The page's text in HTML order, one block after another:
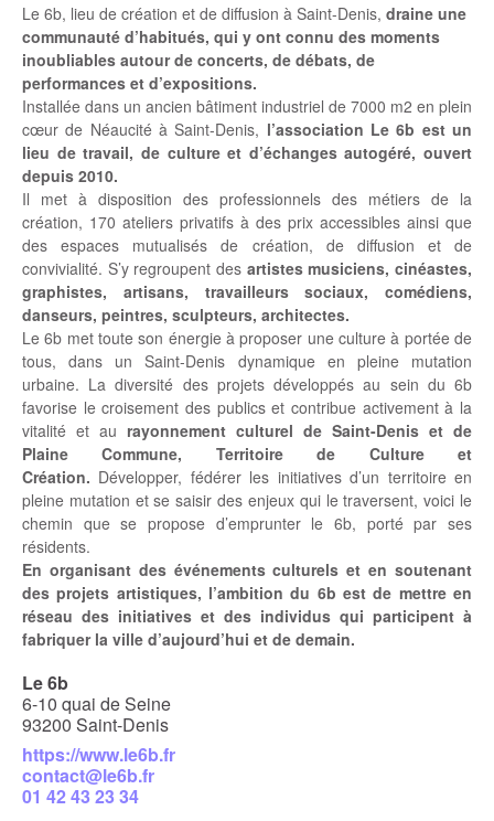
Le 6b, lieu de création et de diffusion à Saint-Denis, draine une
communauté d’habitués, qui y ont connu des moments
inoubliables autour de concerts, de débats, de
performances et d’expositions.
Installée dans un ancien bâtiment industriel de 7000 m2 en plein
cœur de Néaucité à Saint-Denis, l’association Le 6b est un
lieu de travail, de culture et d’échanges autogéré, ouvert
depuis 2010.
Il met à disposition des professionnels des métiers de la
création, 170 ateliers privatifs à des prix accessibles ainsi que
des espaces mutualisés de création, de diffusion et de
convivialité. S’y regroupent des artistes musiciens, cinéastes,
graphistes, artisans, travailleurs sociaux, comédiens,
danseurs, peintres, sculpteurs, architectes.
Le 6b met toute son énergie à proposer une culture à portée de
tous, dans un Saint-Denis dynamique en pleine mutation
urbaine. La diversité des projets développés au sein du 6b
favorise le croisement des publics et contribue activement à la
vitalité et au rayonnement culturel de Saint-Denis et de
Plaine Commune, Territoire de Culture et
Création. Développer, fédérer les initiatives d’un territoire en
pleine mutation et se saisir des enjeux qui le traversent, voici le
chemin que se propose d’emprunter le 6b, porté par ses
résidents.
En organisant des événements culturels et en soutenant
des projets artistiques, l’ambition du 6b est de mettre en
réseau des initiatives et des individus qui participent à
fabriquer la ville d’aujourd’hui et de demain.
Le 6b
6-10 quai de Seine
93200 Saint-Denis
https://www.le6b.fr
contact@le6b.fr
01 42 43 23 34